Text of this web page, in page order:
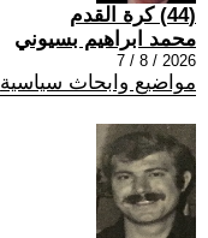
(44) كرة القدم
محمد ابراهيم بسيوني
2026 / 8 / 7
مواضيع وابحاث سياسية